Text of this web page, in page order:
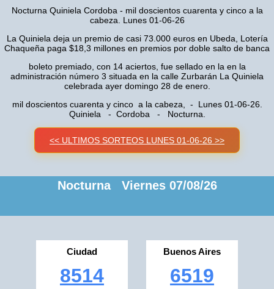
Nocturna Quiniela Cordoba - mil doscientos cuarenta y cinco a la
cabeza. Lunes 01-06-26
La Quiniela deja un premio de casi 73.000 euros en Ubeda, Lotería
Chaqueña paga $18,3 millones en premios por doble salto de banca
boleto premiado, con 14 aciertos, fue sellado en la en la
administración número 3 situada en la calle Zurbarán La Quiniela
celebrada ayer domingo 28 de enero.
mil doscientos cuarenta y cinco a la cabeza, - Lunes 01-06-26.
Quiniela - Cordoba - Nocturna.
<< ULTIMOS SORTEOS LUNES 01-06-26 >>
Nocturna Viernes 07/08/26
Ciudad
8514
Buenos Aires
6519